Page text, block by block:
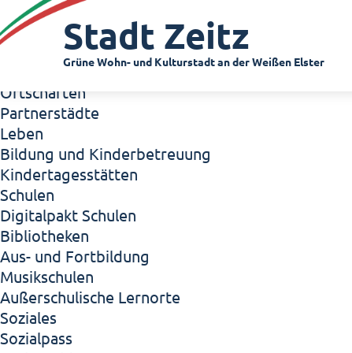
Zeitz - Die Kleinstadt
Willkommen in Zeitz!
Interview mit Oberbürgermeister Christian Thieme
Zeitz - Stadt der Zukunft
Ortschaften
Partnerstädte
Leben
Bildung und Kinderbetreuung
Kindertagesstätten
Schulen
Digitalpakt Schulen
Bibliotheken
Aus- und Fortbildung
Musikschulen
Außerschulische Lernorte
Soziales
Sozialpass
Stadt Zeitz
Grüne Wohn- und Kulturstadt an der Weißen Elster